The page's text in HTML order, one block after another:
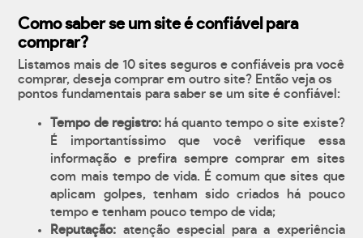
Como saber se um site é confiável para
comprar?
Listamos mais de 10 sites seguros e confiáveis pra você
comprar, deseja comprar em outro site? Então veja os
pontos fundamentais para saber se um site é confiável:
Tempo de registro:há quanto tempo o site existe?
É importantíssimo que você verifique essa
informação e prefira sempre comprar em sites
com mais tempo de vida. É comum que sites que
aplicam golpes, tenham sido criados há pouco
tempo e tenham pouco tempo de vida;
Reputação: atenção especial para a experiência